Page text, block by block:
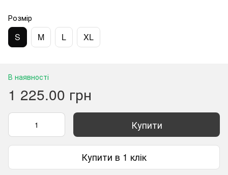
Розмір
S M L XL
В наявності
1 225.00 грн
Купити
Купити в 1 клік